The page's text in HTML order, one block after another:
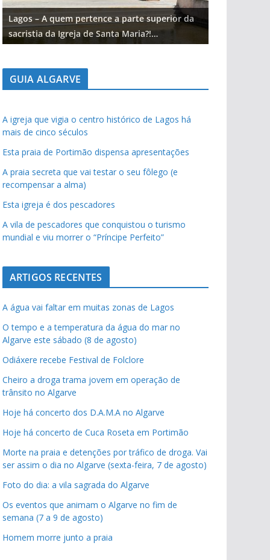
pub
pub
pub
Lagos – A quem pertence a parte superior da
sacristia da Igreja de Santa Maria?!…
GUIA ALGARVE
A igreja que vigia o centro histórico de Lagos há
mais de cinco séculos
Esta praia de Portimão dispensa apresentações
A praia secreta que vai testar o seu fôlego (e
recompensar a alma)
Esta igreja é dos pescadores
A vila de pescadores que conquistou o turismo
mundial e viu morrer o “Príncipe Perfeito”
ARTIGOS RECENTES
A água vai faltar em muitas zonas de Lagos
O tempo e a temperatura da água do mar no
Algarve este sábado (8 de agosto)
Odiáxere recebe Festival de Folclore
Cheiro a droga trama jovem em operação de
trânsito no Algarve
Hoje há concerto dos D.A.M.A no Algarve
Hoje há concerto de Cuca Roseta em Portimão
Morte na praia e detenções por tráfico de droga. Vai
ser assim o dia no Algarve (sexta-feira, 7 de agosto)
Foto do dia: a vila sagrada do Algarve
Os eventos que animam o Algarve no fim de
semana (7 a 9 de agosto)
Homem morre junto a praia